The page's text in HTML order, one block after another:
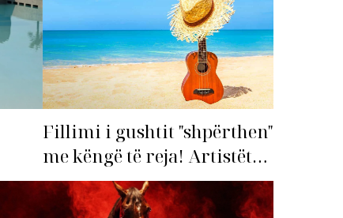
i
Fillimi i gushtit "shpërthen"
me këngë të reja! Artistët
shqiptarë hapin garën për
hitin e verës!